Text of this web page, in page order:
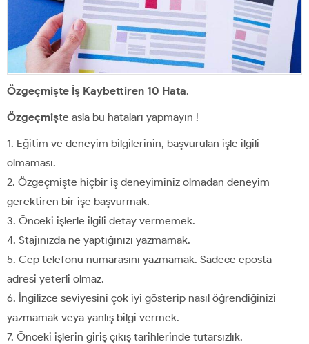
Özgeçmişte İş Kaybettiren 10 Hata.
Özgeçmişte asla bu hataları yapmayın !
1. Eğitim ve deneyim bilgilerinin, başvurulan işle ilgili
olmaması.
2. Özgeçmişte hiçbir iş deneyiminiz olmadan deneyim
gerektiren bir işe başvurmak.
3. Önceki işlerle ilgili detay vermemek.
4. Stajınızda ne yaptığınızı yazmamak.
5. Cep telefonu numarasını yazmamak. Sadece eposta
adresi yeterli olmaz.
6. İngilizce seviyesini çok iyi gösterip nasıl öğrendiğinizi
yazmamak veya yanlış bilgi vermek.
7. Önceki işlerin giriş çıkış tarihlerinde tutarsızlık.